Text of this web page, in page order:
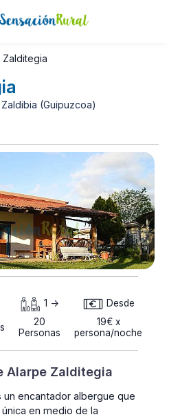
Zalditegia
(Guipuzcoa)
1 ->
20
Personas
Desde
19€ x
persona/noche
Alarpe Zalditegia
encantador albergue que
en medio de la